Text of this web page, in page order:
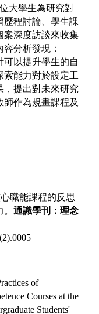
位大學生為研究對
歷程討論、學生課
案深度訪談來收集
分析發現：
可以提升學生的自
索能力對於設定工
，提出對未來研究
作為規畫課程及
職能課程的反思
。通識學刊：理念
of
Courses at the
Students'